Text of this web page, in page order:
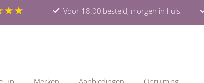
Voor 18:00 besteld, morgen in huis
up Merken Aanbiedingen Opruiming